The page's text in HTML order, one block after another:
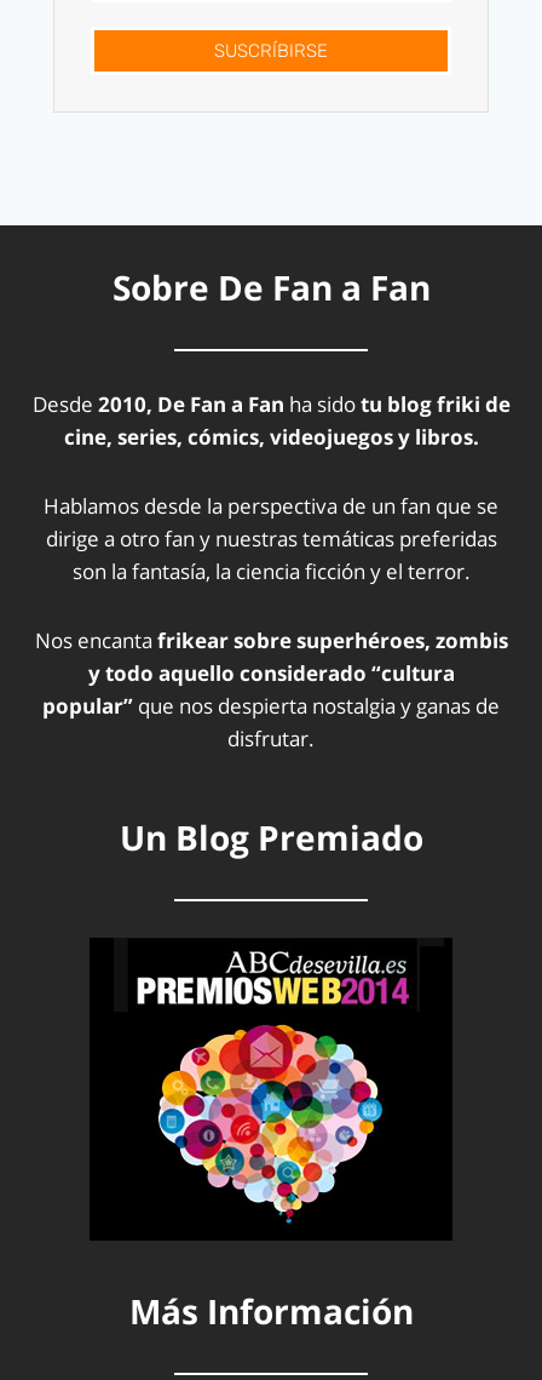
SUSCRÍBIRSE
Sobre De Fan a Fan
Desde 2010, De Fan a Fan ha sidotu blog friki de
cine, series, cómics, videojuegos y libros.
Hablamos desde la perspectiva de un fan que se
dirige a otro fan y nuestras temáticas preferidas
son la fantasía, la ciencia ficción y el terror.
Nos encanta frikear sobre superhéroes, zombis
y todo aquello considerado “cultura
popular” que nos despierta nostalgia y ganas de
disfrutar.
Un Blog Premiado
Más Información